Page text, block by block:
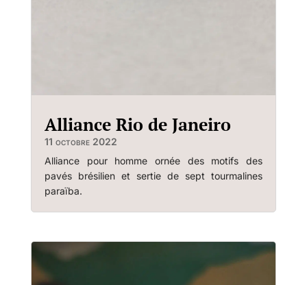
Alliance Rio de Janeiro
11 octobre 2022
Alliance pour homme ornée des motifs des
pavés brésilien et sertie de sept tourmalines
paraïba.